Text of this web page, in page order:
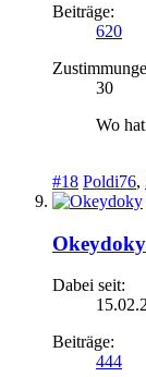
Beiträge:
620
30
Wo
#18 Poldi76,
Okeydoky
Dabei seit:
Beiträge:
444